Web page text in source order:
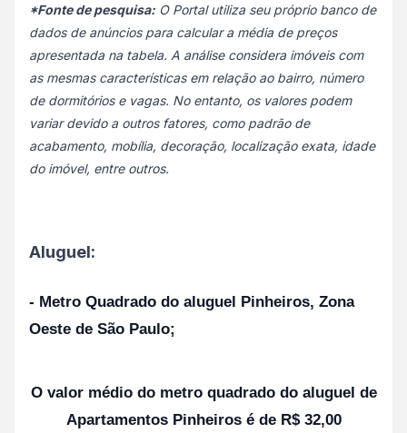
*Fonte de pesquisa: O Portal utiliza seu próprio banco de
dados de anúncios para calcular a média de preços
apresentada na tabela. A análise considera imóveis com
as mesmas características em relação ao bairro, número
de dormitórios e vagas. No entanto, os valores podem
variar devido a outros fatores, como padrão de
acabamento, mobília, decoração, localização exata, idade
do imóvel, entre outros.
Aluguel:
- Metro Quadrado do aluguel Pinheiros, Zona
Oeste de São Paulo;
O valor médio do metro quadrado do aluguel de
Apartamentos Pinheiros é de R$ 32,00